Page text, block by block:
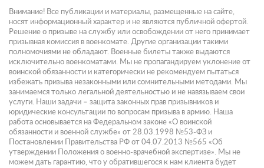
Внимание! Все публикации и материалы, размещенные на сайте,
носят информационный характер и не являются публичной офертой.
Решение о призыве на службу или освобождении от него принимает
призывная комиссия в военкомате. Другие организации такими
полномочиями не обладают. Военные билеты также выдаются
исключительно военкоматами. Мы не пропагандируем уклонение от
воинской обязанности и категорически не рекомендуем пытаться
избежать призыва незаконными или сомнительными методами. Мы
занимаемся только легальной деятельностью и не навязываем свои
услуги. Наши задачи – защита законных прав призывников и
юридические консультации по вопросам призыва в армию. Наша
работа основывается на Федеральном законе «О воинской
обязанности и военной службе» от 28.03.1998 №53-ФЗ и
Постановлении Правительства РФ от 04.07.2013 №565 «Об
утверждении Положения о военно-врачебной экспертизе». Мы не
можем дать гарантию, что у обратившегося к нам клиента будет